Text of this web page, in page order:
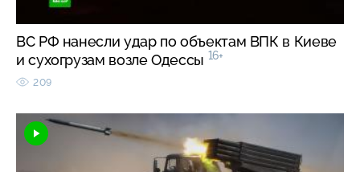
ВС РФ нанесли удар по объектам ВПК в Киеве
и сухогрузам возле Одессы 16+
209